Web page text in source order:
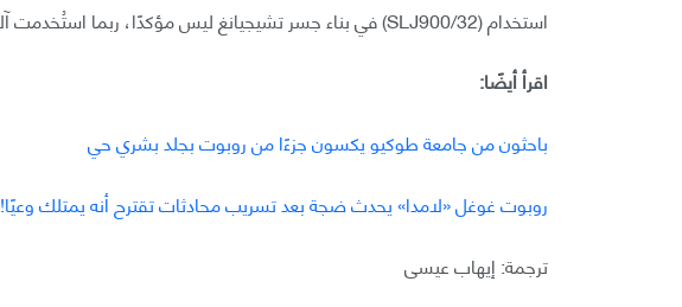
استخدام (SLJ900/32) في بناء جسر تشيجيانغ ليس مؤكدًا، ربما استُخدمت آلات مشابهة لجعل هذا المشروع يبصر النور.
اقرأ أيضًا:
باحثون من جامعة طوكيو يكسون جزءًا من روبوت بجلد بشري حي
روبوت غوغل «لامدا» يحدث ضجة بعد تسريب محادثات تقترح أنه يمتلك وعيًا!
ترجمة: إيهاب عيسى